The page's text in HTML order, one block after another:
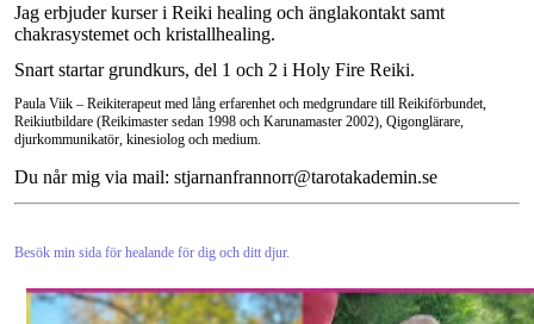
Jag erbjuder kurser i Reiki healing och änglakontakt samt
chakrasystemet och kristallhealing.
Snart startar grundkurs, del 1 och 2 i Holy Fire Reiki.
Paula Viik – Reikiterapeut med lång erfarenhet och medgrundare till Reikiförbundet,
Reikiutbildare (Reikimaster sedan 1998 och Karunamaster 2002), Qigonglärare,
djurkommunikatör, kinesiolog och medium.
Du når mig via mail: stjarnanfrannorr@tarotakademin.se
Besök min sida för healande för dig och ditt djur.